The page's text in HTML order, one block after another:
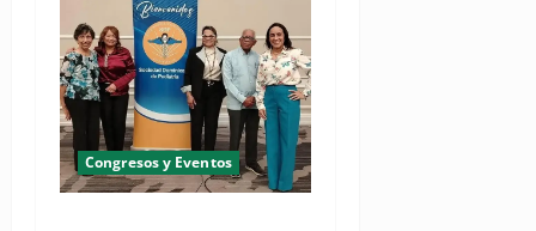
Congresos y Eventos